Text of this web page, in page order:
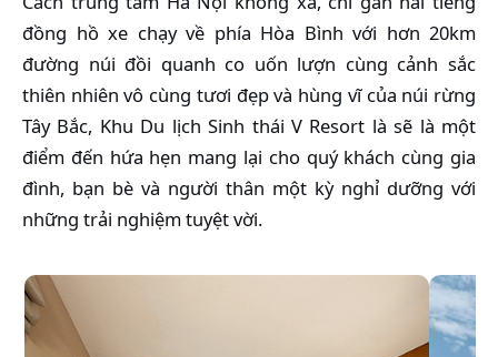
đồng hồ xe chạy về phía Hòa Bình với hơn 20km
đường núi đồi quanh co uốn lượn cùng cảnh sắc
thiên nhiên vô cùng tươi đẹp và hùng vĩ của núi rừng
Tây Bắc, Khu Du lịch Sinh thái V Resort là sẽ là một
điểm đến hứa hẹn mang lại cho quý khách cùng gia
đình, bạn bè và người thân một kỳ nghỉ dưỡng với
những trải nghiệm tuyệt vời.